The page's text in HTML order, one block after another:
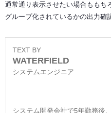
通常通り表示させたい場合ももち
グループ化されているかの出力確
TEXT BY
WATERFIELD
システムエンジニア
システム開発会社で5年勤務後